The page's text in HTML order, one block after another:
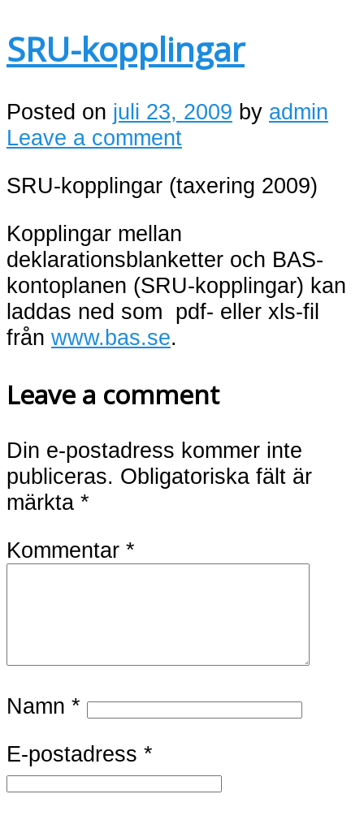
SRU-kopplingar
Posted on juli 23, 2009 by admin
Leave a comment
SRU-kopplingar (taxering 2009)
Kopplingar mellan
deklarationsblanketter och BAS-
kontoplanen (SRU-kopplingar) kan
laddas ned som pdf- eller xls-fil
från www.bas.se.
Leave a comment
Din e-postadress kommer inte
publiceras. Obligatoriska fält är
märkta *
Kommentar *
Namn *
E-postadress *